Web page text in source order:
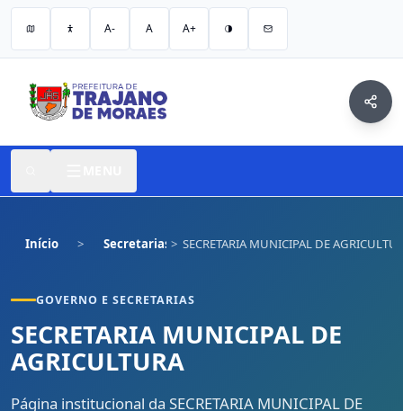
A- A A+
Início Secretarias SECRETARIA MUNICIPAL DE
GOVERNO E SECRETARIAS
SECRETARIA MUNICIPAL DE
AGRICULTURA
Página institucional da SECRETARIA MUNICIPAL DE